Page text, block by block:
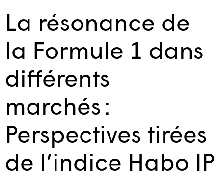
La résonance de
la Formule 1 dans
différents
marchés :
Perspectives tirées
de l’indice Habo IP